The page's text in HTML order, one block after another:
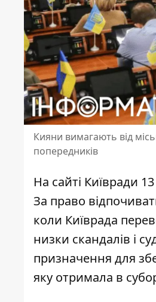
Кияни вимагають від
попередників
На сайті Київради
За право
коли Київрада
низки скандалів і
призначення для
яку отримала в